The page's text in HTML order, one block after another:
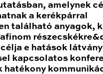
amelynek
a kerékpárral
található anyagok,
e hatások
kapcsolatos
hatékony